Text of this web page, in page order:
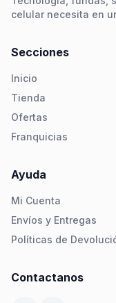
celular necesita en
Secciones
Inicio
Tienda
Ofertas
Franquicias
Ayuda
Mi Cuenta
Envíos y Entregas
Políticas de
Contactanos